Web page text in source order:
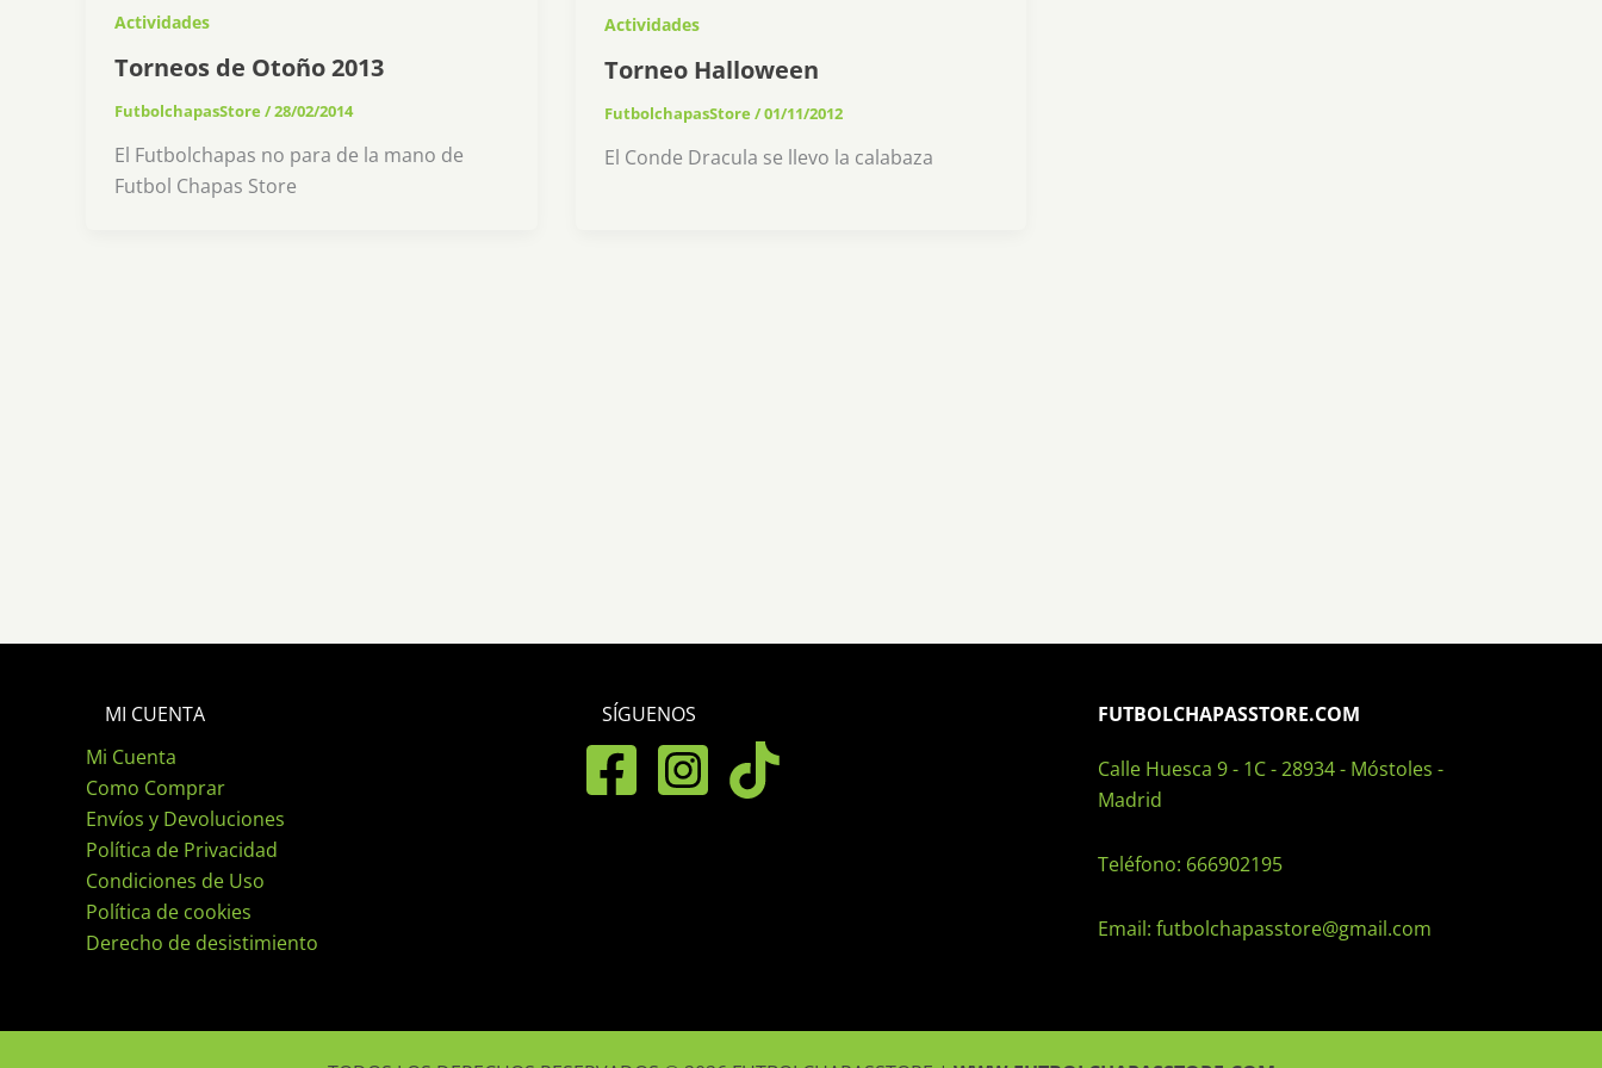
Actividades
Torneos de Otoño 2013
FutbolchapasStore /28/02/2014
El Futbolchapas no para de la mano de
Futbol Chapas Store
Actividades
Torneo Halloween
FutbolchapasStore /01/11/2012
El Conde Dracula se llevo la calabaza
MI CUENTA
Mi Cuenta
Como Comprar
Envíos y Devoluciones
Política de Privacidad
Condiciones de Uso
Política de cookies
Derecho de desistimiento
SÍGUENOS FUTBOLCHAPASSTORE.COM
Calle Huesca 9 - 1C - 28934 - Móstoles -
Madrid
Teléfono: 666902195
Email:futbolchapasstore@gmail.com